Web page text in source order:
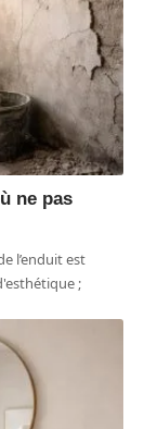
ne pas
l’enduit est
;